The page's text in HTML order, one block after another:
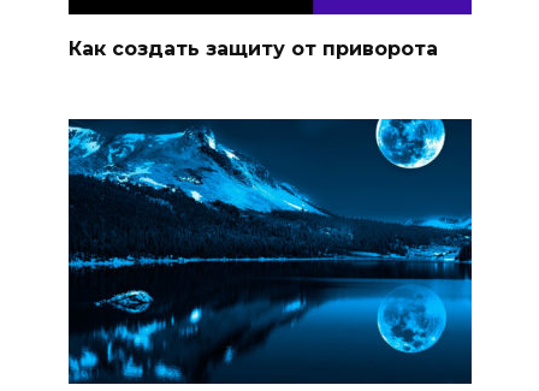
Как создать защиту от приворота